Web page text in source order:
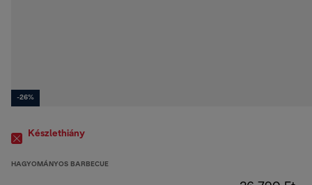
-26%
Készlethiány
HAGYOMÁNYOS BARBECUE